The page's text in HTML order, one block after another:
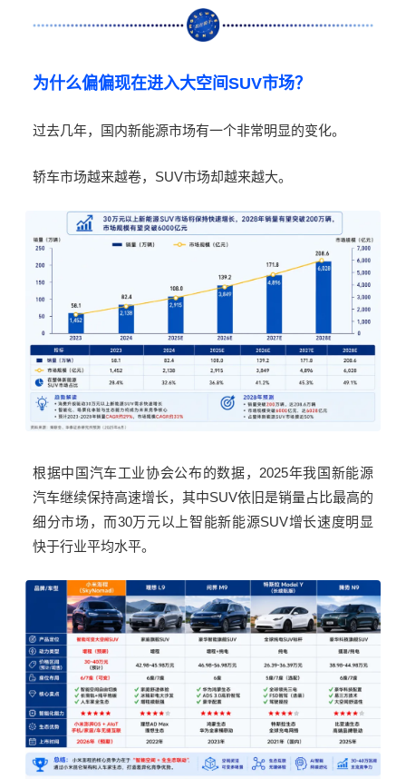
为什么偏偏现在进入大空间SUV市场？
过去几年，国内新能源市场有一个非常明显的变化。
轿车市场越来越卷， SUV市场却越来越大。
根据中国汽车工业协会公布的数据， 2025年我国新能源
汽车继续保持高速增长，其中SUV依旧是销量占比最高的
细分市场，而30万元以上智能新能源SUV增长速度明显
快于行业平均水平。